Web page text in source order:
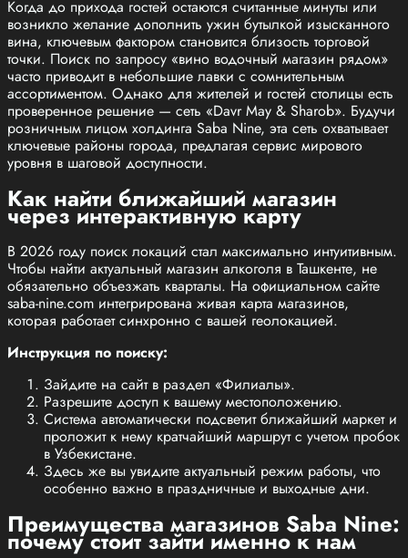
Когда до прихода гостей остаются считанные минуты или
возникло желание дополнить ужин бутылкой изысканного
вина, ключевым фактором становится близость торговой
точки. Поиск по запросу «вино водочный магазин рядом»
часто приводит в небольшие лавки с сомнительным
ассортиментом. Однако для жителей и гостей столицы есть
проверенное решение — сеть «Davr May & Sharob». Будучи
розничным лицом холдинга Saba Nine, эта сеть охватывает
ключевые районы города, предлагая сервис мирового
уровня в шаговой доступности.
Как найти ближайший магазин
через интерактивную карту
В 2026 году поиск локаций стал максимально интуитивным.
Чтобы найти актуальный магазин алкоголя в Ташкенте, не
обязательно объезжать кварталы. На официальном сайте
saba-nine.com интегрирована живая карта магазинов,
которая работает синхронно с вашей геолокацией.
Инструкция по поиску:
Зайдите на сайт в раздел «Филиалы».
Разрешите доступ к вашему местоположению.
Система автоматически подсветит ближайший маркет и
проложит к нему кратчайший маршрут с учетом пробок
в Узбекистане.
Здесь же вы увидите актуальный режим работы, что
особенно важно в праздничные и выходные дни.
Преимущества магазинов Saba Nine:
почему стоит зайти именно к нам